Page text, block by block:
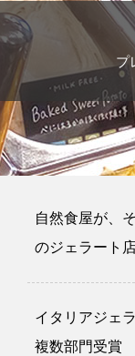
プ
自然食屋が、
のジェラート
イタリアジェ
複数部門受賞